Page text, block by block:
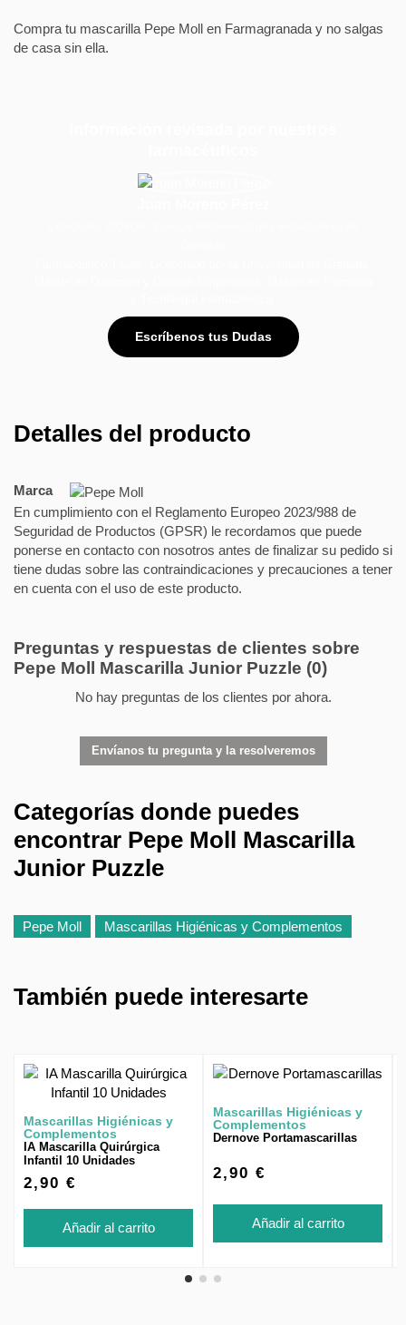
Compra tu mascarilla Pepe Moll en Farmagranada y no salgas
de casa sin ella.
Escríbenos tus Dudas
Detalles del producto
Marca
En cumplimiento con el Reglamento Europeo 2023/988 de
Seguridad de Productos (GPSR) le recordamos que puede
ponerse en contacto con nosotros antes de finalizar su pedido si
tiene dudas sobre las contraindicaciones y precauciones a tener
en cuenta con el uso de este producto.
Preguntas y respuestas de clientes sobre
Pepe Moll Mascarilla Junior Puzzle (0)
No hay preguntas de los clientes por ahora.
Envíanos tu pregunta y la resolveremos
Categorías donde puedes
encontrar Pepe Moll Mascarilla
Junior Puzzle
Pepe Moll Mascarillas Higiénicas y Complementos
También puede interesarte
Mascarillas Higiénicas y
Complementos
IA Mascarilla Quirúrgica
Infantil 10 Unidades
2,90 €
Añadir al carrito
Mascarillas Higiénicas y
Complementos
Dernove Portamascarillas
2,90 €
Añadir al carrito